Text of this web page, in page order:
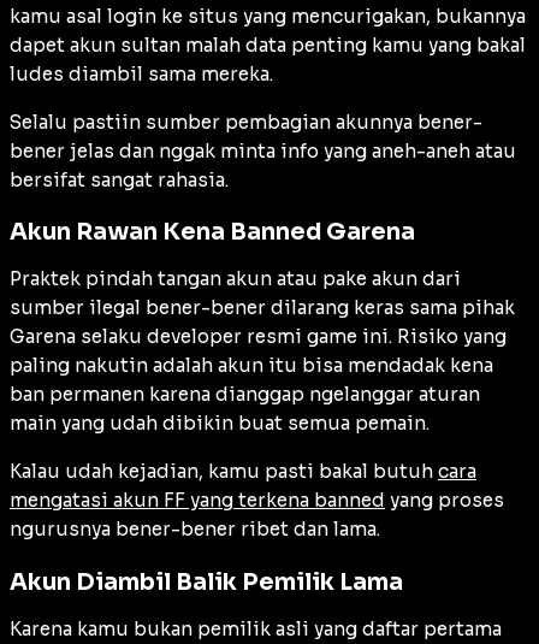
kamu asal login ke situs yang mencurigakan, bukannya
dapet akun sultan malah data penting kamu yang bakal
ludes diambil sama mereka.
Selalu pastiin sumber pembagian akunnya bener-
bener jelas dan nggak minta info yang aneh-aneh atau
bersifat sangat rahasia.
Akun Rawan Kena Banned Garena
Praktek pindah tangan akun atau pake akun dari
sumber ilegal bener-bener dilarang keras sama pihak
Garena selaku developer resmi game ini. Risiko yang
paling nakutin adalah akun itu bisa mendadak kena
ban permanen karena dianggap ngelanggar aturan
main yang udah dibikin buat semua pemain.
Kalau udah kejadian, kamu pasti bakal butuh cara
mengatasi akun FF yang terkena banned yang proses
ngurusnya bener-bener ribet dan lama.
Akun Diambil Balik Pemilik Lama
Karena kamu bukan pemilik asli yang daftar pertama